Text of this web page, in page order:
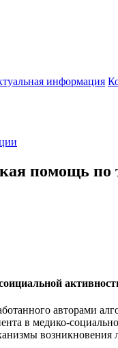
информация
помощь по
авторами
в медико-